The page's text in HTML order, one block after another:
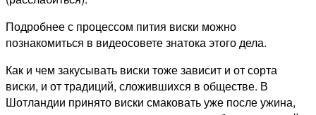
Подробнее с процессом пития виски можно
познакомиться в видеосовете знатока этого дела.
Как и чем закусывать виски тоже зависит и от сорта
виски, и от традиций, сложившихся в обществе. В
Шотландии принято виски смаковать уже после ужина,